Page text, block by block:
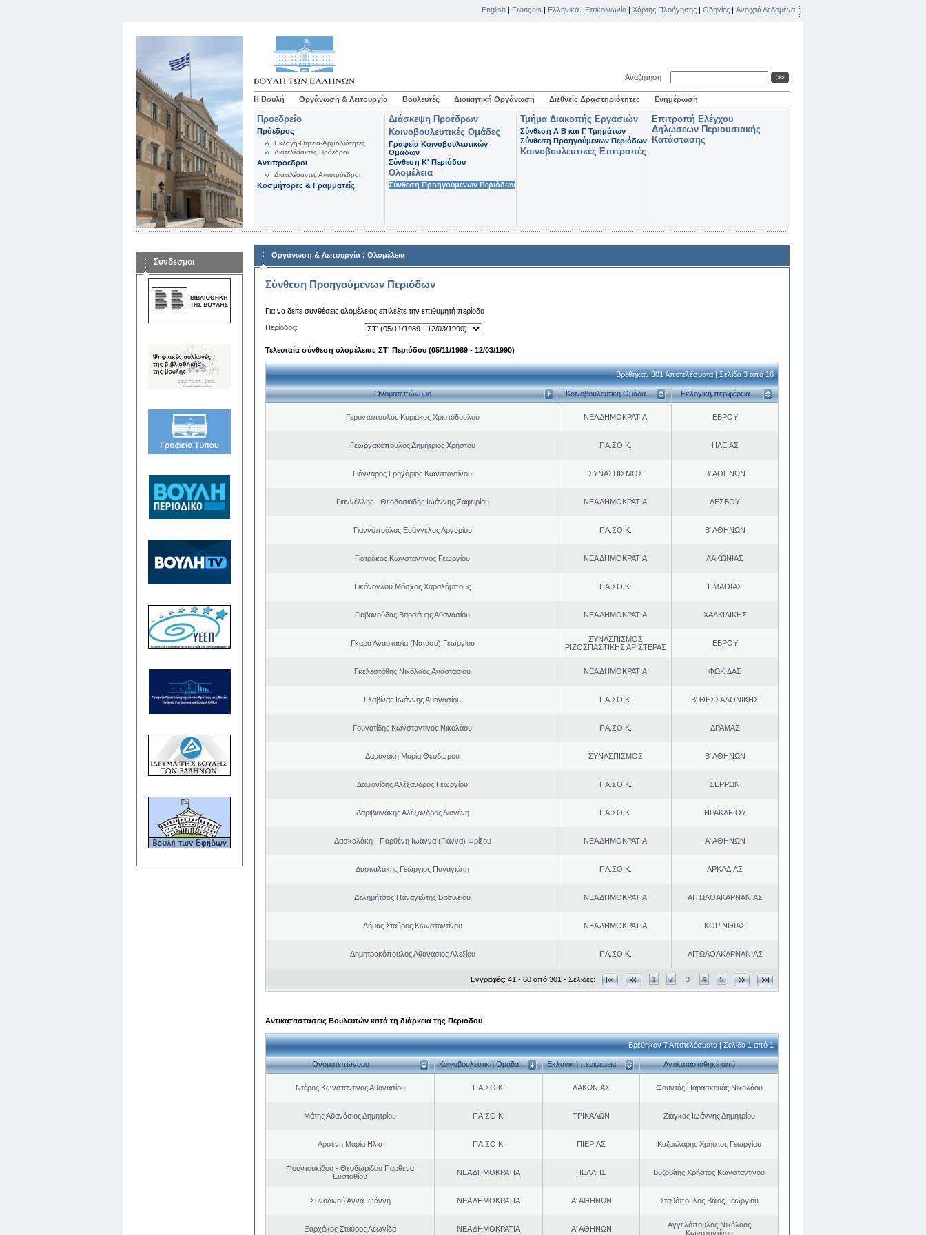
English | Français | Ελληνικά | Επικοινωνία | Χάρτης Πλοήγησης | Οδηγίες | Ανοιχτά Δεδομένα
Αναζήτηση
Η Βουλή Οργάνωση & Λειτουργία Βουλευτές Διοικητική Οργάνωση Διεθνείς Δραστηριότητες Ενημέρωση
Προεδρείο
Πρόεδρος
Εκλογή-Θητεία-Αρμοδιότητες
Διατελέσαντες Πρόεδροι
Αντιπρόεδροι
Διατελέσαντες Αντιπρόεδροι
Κοσμήτορες & Γραμματείς
Διάσκεψη Προέδρων
Κοινοβουλευτικές Ομάδες
Γραφεία Κοινοβουλευτικών
Ομάδων
Σύνθεση K' Περιόδου
Ολομέλεια
Σύνθεση Προηγούμενων Περιόδων
Τμήμα Διακοπής Εργασιών
Σύνθεση Α Β και Γ Τμημάτων
Σύνθεση Προηγούμενων Περιόδων
Κοινοβουλευτικές Επιτροπές
Επιτροπή Ελέγχου
Δηλώσεων Περιουσιακής
Κατάστασης
Σύνδεσμοι
Οργάνωση & Λειτουργία : Ολομέλεια
Σύνθεση Προηγούμενων Περιόδων
Για να δείτε συνθέσεις ολομέλειας επιλέξτε την επιθυμητή περίοδο
Περίοδος:
Τελευταία σύνθεση ολομέλειας ΣΤ' Περιόδου (05/11/1989 - 12/03/1990)
Βρέθηκαν 301 Αποτελέσματα | Σελίδα 3 από 16
Ονοματεπώνυμο Κοινοβουλευτική Ομάδα Εκλογική περιφέρεια
Γεροντόπουλος Κυριάκος Χριστόδουλου ΝΕΑ ΔΗΜΟΚΡΑΤΙΑ ΕΒΡΟΥ
Γεωργακόπουλος Δημήτριος Χρήστου ΠΑ.ΣΟ.Κ. ΗΛΕΙΑΣ
Γιάνναρος Γρηγόριος Κωνσταντίνου ΣΥΝΑΣΠΙΣΜΟΣ Β' ΑΘΗΝΩΝ
Γιαννέλλης - Θεοδοσιάδης Ιωάννης Ζαφειρίου ΝΕΑ ΔΗΜΟΚΡΑΤΙΑ ΛΕΣΒΟΥ
Γιαννόπουλος Ευάγγελος Αργυρίου ΠΑ.ΣΟ.Κ. Β' ΑΘΗΝΩΝ
Γιατράκος Κωνσταντίνος Γεωργίου ΝΕΑ ΔΗΜΟΚΡΑΤΙΑ ΛΑΚΩΝΙΑΣ
Γικόνογλου Μόσχος Χαραλάμπους ΠΑ.ΣΟ.Κ. ΗΜΑΘΙΑΣ
Γιοβανούδας Βαρσάμης Αθανασίου ΝΕΑ ΔΗΜΟΚΡΑΤΙΑ ΧΑΛΚΙΔΙΚΗΣ
Γκαρά Αναστασία (Νατάσα) Γεωργίου
ΣΥΝΑΣΠΙΣΜΟΣ
ΡΙΖΟΣΠΑΣΤΙΚΗΣ ΑΡΙΣΤΕΡΑΣ
ΕΒΡΟΥ
Γκελεστάθης Νικόλαος Αναστασίου ΝΕΑ ΔΗΜΟΚΡΑΤΙΑ ΦΩΚΙΔΑΣ
Γλαβίνας Ιωάννης Αθανασίου ΠΑ.ΣΟ.Κ. Β' ΘΕΣΣΑΛΟΝΙΚΗΣ
Γουνατίδης Κωνσταντίνος Νικολάου ΠΑ.ΣΟ.Κ. ΔΡΑΜΑΣ
Δαμανάκη Μαρία Θεοδώρου ΣΥΝΑΣΠΙΣΜΟΣ Β' ΑΘΗΝΩΝ
Δαμιανίδης Αλέξανδρος Γεωργίου ΠΑ.ΣΟ.Κ. ΣΕΡΡΩΝ
Δαριβιανάκης Αλέξανδρος Διογένη ΠΑ.ΣΟ.Κ. ΗΡΑΚΛΕΙΟΥ
Δασκαλάκη - Παρθένη Ιωάννα (Γιάννα) Φρίξου ΝΕΑ ΔΗΜΟΚΡΑΤΙΑ Α' ΑΘΗΝΩΝ
Δασκαλάκης Γεώργιος Παναγιώτη ΠΑ.ΣΟ.Κ. ΑΡΚΑΔΙΑΣ
Δελημήτσος Παναγιώτης Βασιλείου ΝΕΑ ΔΗΜΟΚΡΑΤΙΑ ΑΙΤΩΛΟΑΚΑΡΝΑΝΙΑΣ
Δήμας Σταύρος Kωνσταντίνου ΝΕΑ ΔΗΜΟΚΡΑΤΙΑ ΚΟΡΙΝΘΙΑΣ
Δημητρακόπουλος Αθανάσιος Αλεξίου ΠΑ.ΣΟ.Κ. ΑΙΤΩΛΟΑΚΑΡΝΑΝΙΑΣ
Εγγραφές: 41 - 60 από 301 - Σελίδες: 1 2 3 4 5
Αντικαταστάσεις Βουλευτών κατά τη διάρκεια της Περιόδου
Βρέθηκαν 7 Αποτελέσματα | Σελίδα 1 από 1
Ονοματεπώνυμο Κοινοβουλευτική Ομάδα Εκλογική περιφέρεια Αντικαταστάθηκε από
Ντέρος Κωνσταντίνος Αθανασίου ΠΑ.ΣΟ.Κ. ΛΑΚΩΝΙΑΣ Φουντάς Παρασκευάς Νικολάου
Μάτης Αθανάσιος Δημητρίου ΠΑ.ΣΟ.Κ. ΤΡΙΚΑΛΩΝ Ζιάγκας Ιωάννης Δημητρίου
Αρσένη Μαρία Ηλία ΠΑ.ΣΟ.Κ. ΠΙΕΡΙΑΣ Καζακλάρης Χρήστος Γεωργίου
Φουντουκίδου - Θεοδωρίδου Παρθένα
Ευσταθίου
ΝΕΑ ΔΗΜΟΚΡΑΤΙΑ ΠΕΛΛΗΣ Βυζοβίτης Χρήστος Κωνσταντίνου
Συνοδινού Άννα Ιωάννη ΝΕΑ ΔΗΜΟΚΡΑΤΙΑ Α' ΑΘΗΝΩΝ Σταθόπουλος Βάϊος Γεωργίου
Ξαρχάκος Σταύρος Λεωνίδα ΝΕΑ ΔΗΜΟΚΡΑΤΙΑ Α' ΑΘΗΝΩΝ
Αγγελόπουλος Νικόλαος
Κωνσταντίνου